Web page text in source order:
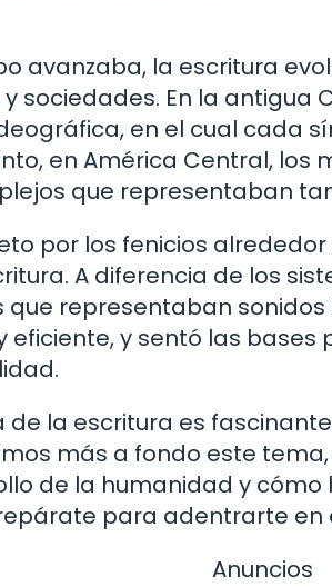
avanzaba, la escritura
sociedades. En la antigua
en el cual cada
en América Central, los
que representaban
por los fenicios
A diferencia de los
que representaban
eficiente, y sentó las
de la escritura es
más a fondo este
de la humanidad y
para adentrarte
Anuncios